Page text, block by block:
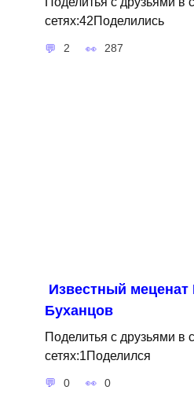
сетях:42Поделились
2 287
Известный меценат
Буханцов
Поделитья с друзьями в
сетях:1Поделился
0 0